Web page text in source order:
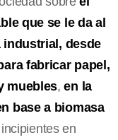
que se le da al
industrial, desde
fabricar papel,
muebles,en la
base a biomasa
en